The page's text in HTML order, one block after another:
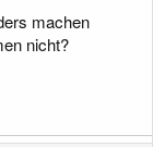
machen
nicht?